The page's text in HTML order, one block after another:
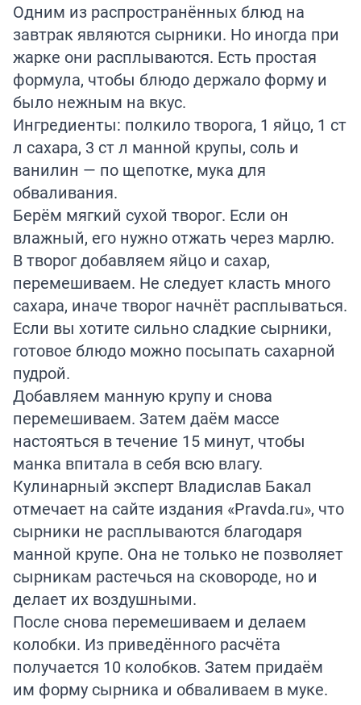
Одним из распространённых блюд на
завтрак являются сырники. Но иногда при
жарке они расплываются. Есть простая
формула, чтобы блюдо держало форму и
было нежным на вкус.
Ингредиенты: полкило творога, 1 яйцо, 1 ст
л сахара, 3 ст л манной крупы, соль и
ванилин — по щепотке, мука для
обваливания.
Берём мягкий сухой творог. Если он
влажный, его нужно отжать через марлю.
В творог добавляем яйцо и сахар,
перемешиваем. Не следует класть много
сахара, иначе творог начнёт расплываться.
Если вы хотите сильно сладкие сырники,
готовое блюдо можно посыпать сахарной
пудрой.
Добавляем манную крупу и снова
перемешиваем. Затем даём массе
настояться в течение 15 минут, чтобы
манка впитала в себя всю влагу.
Кулинарный эксперт Владислав Бакал
отмечает на сайте издания «Pravda.ru», что
сырники не расплываются благодаря
манной крупе. Она не только не позволяет
сырникам растечься на сковороде, но и
делает их воздушными.
После снова перемешиваем и делаем
колобки. Из приведённого расчёта
получается 10 колобков. Затем придаём
им форму сырника и обваливаем в муке.